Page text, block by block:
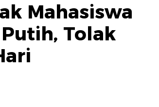
Mahasiswa
Tolak